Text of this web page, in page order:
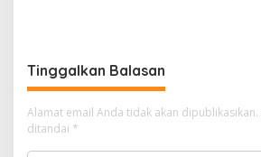
Tinggalkan Balasan
Alamat email Anda tidak akan dipublikasikan.
ditandai *